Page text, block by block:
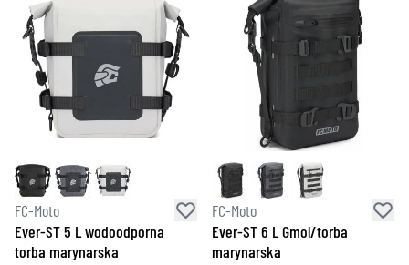
FC-Moto
Ever-ST 5 L wodoodporna
torba marynarska
FC-Moto
Ever-ST 6 L Gmol/torba
marynarska